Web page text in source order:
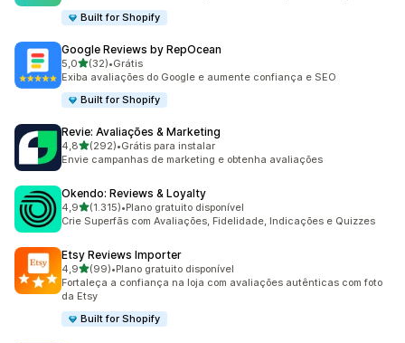
Built for Shopify
Google Reviews by RepOcean
5,0de 5 estrelas
(32)
32 avaliações ao todo
•Grátis
Exiba avaliações do Google e aumente confiança e SEO
Built for Shopify
Revie: Avaliações & Marketing
4,8de 5 estrelas
(292)
292 avaliações ao todo
•Grátis para instalar
Envie campanhas de marketing e obtenha avaliações
Okendo: Reviews & Loyalty
4,9de 5 estrelas
(1.315)
1315 avaliações ao todo
•Plano gratuito disponível
Crie Superfãs com Avaliações, Fidelidade, Indicações e Quizzes
Etsy Reviews Importer
4,9de 5 estrelas
(99)
99 avaliações ao todo
•Plano gratuito disponível
Fortaleça a confiança na loja com avaliações autênticas com foto
da Etsy
Built for Shopify